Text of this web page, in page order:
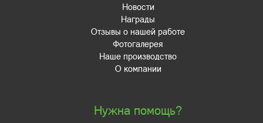
Новости
Награды
Отзывы о нашей работе
Фотогалерея
Наше производство
О компании
Нужна помощь?